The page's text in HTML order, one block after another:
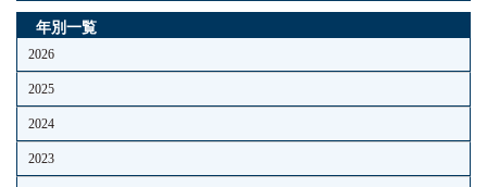
年別一覧
2026
2025
2024
2023